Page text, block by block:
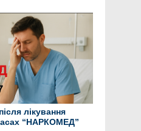
лікування
“НАРКОМЕД”